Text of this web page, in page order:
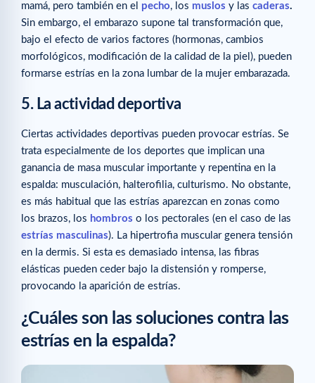
mamá, pero también en el pecho, los muslos y las caderas.
Sin embargo, el embarazo supone tal transformación que,
bajo el efecto de varios factores (hormonas, cambios
morfológicos, modificación de la calidad de la piel), pueden
formarse estrías en la zona lumbar de la mujer embarazada.
5. La actividad deportiva
Ciertas actividades deportivas pueden provocar estrías. Se
trata especialmente de los deportes que implican una
ganancia de masa muscular importante y repentina en la
espalda: musculación, halterofilia, culturismo. No obstante,
es más habitual que las estrías aparezcan en zonas como
los brazos, los hombros o los pectorales (en el caso de las
estrías masculinas). La hipertrofia muscular genera tensión
en la dermis. Si esta es demasiado intensa, las fibras
elásticas pueden ceder bajo la distensión y romperse,
provocando la aparición de estrías.
¿Cuáles son las soluciones contra las
estrías en la espalda?